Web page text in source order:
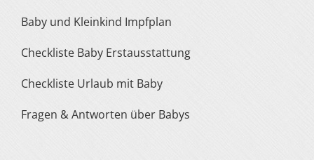
Baby und Kleinkind Impfplan
Checkliste Baby Erstausstattung
Checkliste Urlaub mit Baby
Fragen & Antworten über Babys